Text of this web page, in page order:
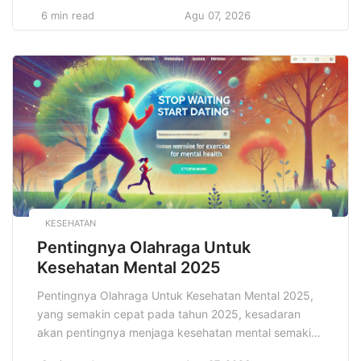
dengan cepat. Dampak teknologi tidak hanya
juga dalam cara berkomunikasi, belajar, hingga
menjalani aktivitas sehari-hari. Revolusi Teknologi
Mengubah menjadi fakta yang tidak dapat dihindari
[…]
6 min read Agu 07, 2026
KESEHATAN
Pentingnya Olahraga Untuk
Kesehatan Mental 2025
Pentingnya Olahraga Untuk Kesehatan Mental 2025,
yang semakin cepat pada tahun 2025, kesadaran
akan pentingnya menjaga kesehatan mental semakin